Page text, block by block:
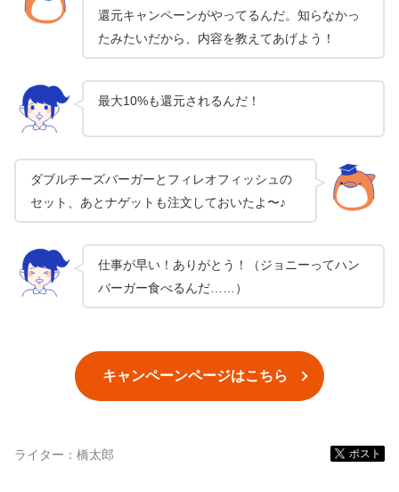
還元キャンペーンがやってるんだ。知らなかっ
たみたいだから、内容を教えてあげよう！
最大10%も還元されるんだ！
ダブルチーズバーガーとフィレオフィッシュの
セット、あとナゲットも注文しておいたよ〜♪
仕事が早い！ありがとう！（ジョニーってハン
バーガー食べるんだ……）
キャンペーンページはこちら
ライター： 橋太郎 ポスト